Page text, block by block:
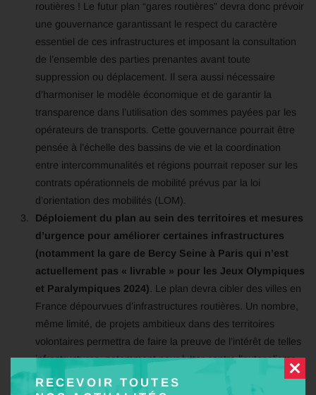
RECEVOIR TOUTES
routières ! Le futur plan “gares routières” devra donc prévoir
une gouvernance garantissant le respect du caractère
essentiel de ces infrastructures et imposant la consultation
de l’ensemble des parties prenantes avant toute
suppression ou déplacement. Il sera aussi nécessaire
d’harmoniser le modèle économique et de garantir la
transparence dans l’utilisation des sommes payées par les
opérateurs de transports. Cette gouvernance pourrait être
pensée à l’échelle des bassins de vie et la coordination
entre intercommunalités et régions pourrait reposer sur les
contrats opérationnels de mobilité prévus par la loi
d’orientation des mobilités (LOM).
Déploiement du plan au sein des territoires et mesures
d’urgence pour améliorer certaines infrastructures
(notamment la gare de Bercy Seine à Paris qui n’est
actuellement pas « livrable » pour les Jeux Olympiques
et Paralympiques 2024). Le plan devra cibler des villes en
France dépourvues d’infrastructures routières. Un nombre,
même limité, de projets ambitieux dans des territoires
volontaires permettra de faire la preuve de l’intérêt de telles
infrastructures, notamment pour lutter contre l’autosolisme
et améliorer l’accessibilité et l’attractivité des territoires.